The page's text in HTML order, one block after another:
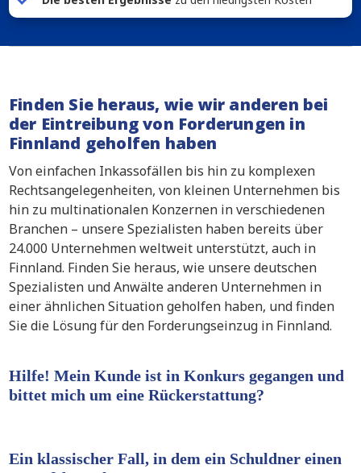
Finden Sie heraus, wie wir anderen bei
der Eintreibung von Forderungen in
Finnland geholfen haben
Von einfachen Inkassofällen bis hin zu komplexen
Rechtsangelegenheiten, von kleinen Unternehmen bis
hin zu multinationalen Konzernen in verschiedenen
Branchen – unsere Spezialisten haben bereits über
24.000 Unternehmen weltweit unterstützt, auch in
Finnland. Finden Sie heraus, wie unsere deutschen
Spezialisten und Anwälte anderen Unternehmen in
einer ähnlichen Situation geholfen haben, und finden
Sie die Lösung für den Forderungseinzug in Finnland.
Hilfe! Mein Kunde ist in Konkurs gegangen und
bittet mich um eine Rückerstattung?
Ein klassischer Fall, in dem ein Schuldner einen